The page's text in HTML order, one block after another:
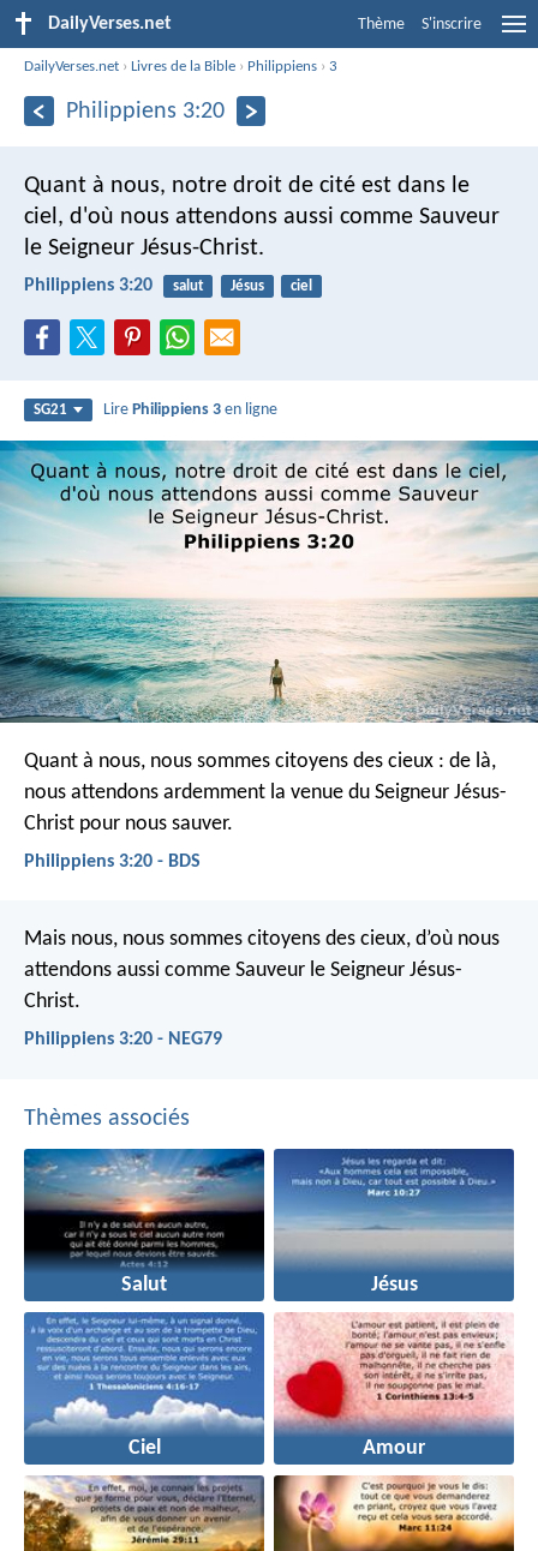
DailyVerses.net Thème S'inscrire
DailyVerses.net ›Livres de la Bible › Philippiens ›3
Philippiens 3:20
Quant à nous, notre droit de cité est dans le
ciel, d'où nous attendons aussi comme Sauveur
le Seigneur Jésus-Christ.
Philippiens 3:20 salut Jésus ciel
SG21 LirePhilippiens 3 en ligne
Quant à nous, nous sommes citoyens des cieux : de là,
nous attendons ardemment la venue du Seigneur Jésus-
Christ pour nous sauver.
Philippiens 3:20 - BDS
Mais nous, nous sommes citoyens des cieux, d’où nous
attendons aussi comme Sauveur le Seigneur Jésus-
Christ.
Philippiens 3:20 - NEG79
Thèmes associés
Salut Jésus
Ciel Amour